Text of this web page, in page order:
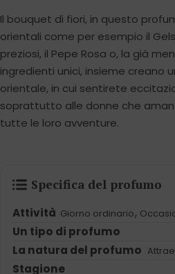
Il bouquet di fiori, in questo
orientali come per esempio il
preziosi, il Pepe Rosa o, la già
ingredienti unici, insieme creano
orientale, in cui sentirete
soprattutto alle donne che
tutte le loro avventure.
Specifica del profumo
Attività Giorno ordinario,
Un tipo di profumo
La natura del profumo
Stagione